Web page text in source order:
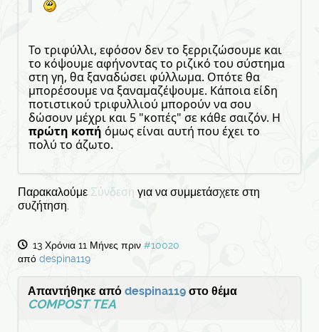
Το τριφύλλι, εφόσον δεν το ξερριζώσουμε και
το κόψουμε αφήνοντας το ριζικό του σύστημα
στη γη, θα ξαναδώσει φύλλωμα. Οπότε θα
μπορέσουμε να ξαναμαζέψουμε. Κάποια είδη
ποτιστικού τριφυλλιού μπορούν να σου
δώσουν μέχρι και 5 "κοπές" σε κάθε σαιζόν. Η
πρώτη κοπή όμως είναι αυτή που έχει το
πολύ το άζωτο.
Παρακαλούμε Σύνδεση για να συμμετάσχετε στη
συζήτηση.
13 Χρόνια 11 Μήνες πριν #10020
από despina119
Απαντήθηκε από despina119 στο θέμα
COMPOST TEA